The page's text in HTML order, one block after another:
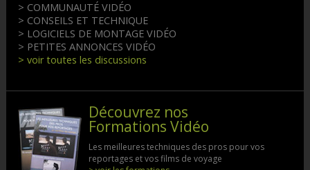
> COMMUNAUTÉ VIDÉO
> CONSEILS ET TECHNIQUE
> LOGICIELS DE MONTAGE VIDÉO
> PETITES ANNONCES VIDÉO
> voir toutes les discussions
Découvrez nos
Formations Vidéo
Les meilleures techniques des pros pour vos
reportages et vos films de voyage